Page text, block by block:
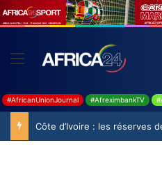
#AfricanUnionJournal #AfreximbankTV